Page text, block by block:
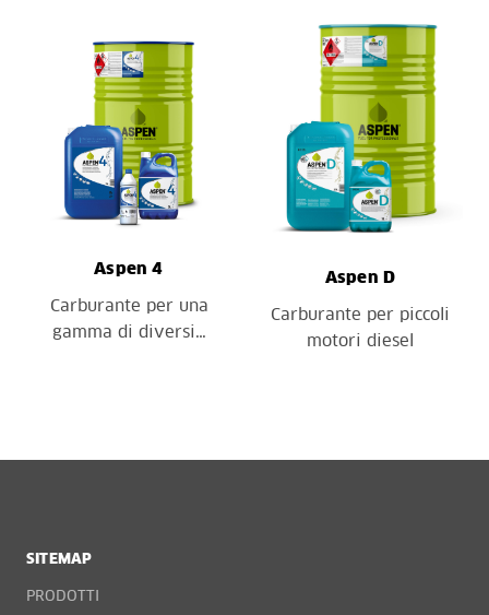
Aspen 4
Carburante per una
gamma di diversi…
Aspen D
Carburante per piccoli
motori diesel
SITEMAP
PRODOTTI